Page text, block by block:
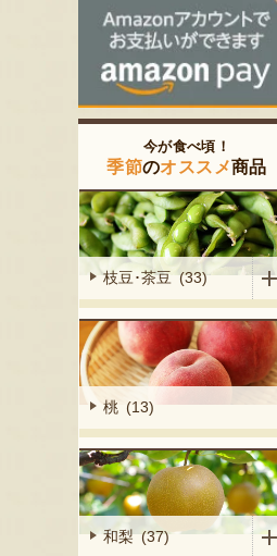
今が食べ頃！
季節のオススメ商品
枝豆･茶豆 (33)
桃 (13)
和梨 (37)